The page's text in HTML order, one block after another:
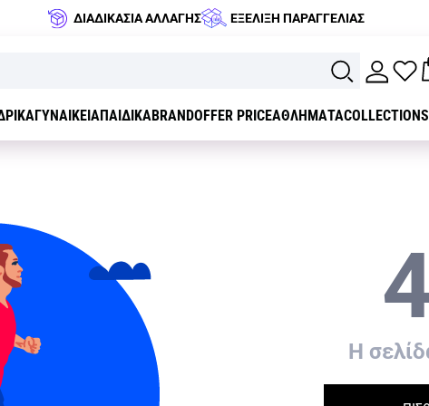
ΔΙΑΔΙΚΑΣΙΑ ΑΛΛΑΓΗΣ ΕΞΕΛΙΞΗ ΠΑΡΑΓΓΕΛΙΑΣ
ΓΥΝΑΙΚΕΙΑΠΑΙΔΙΚΑBRANDOFFER PRICEΑΘΛΗΜΑΤΑCOLLECTIONS
H